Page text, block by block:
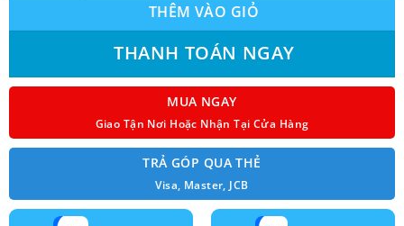
THÊM VÀO GIỎ
THANH TOÁN NGAY
MUA NGAY
Giao Tận Nơi Hoặc Nhận Tại Cửa Hàng
TRẢ GÓP QUA THẺ
Visa, Master, JCB